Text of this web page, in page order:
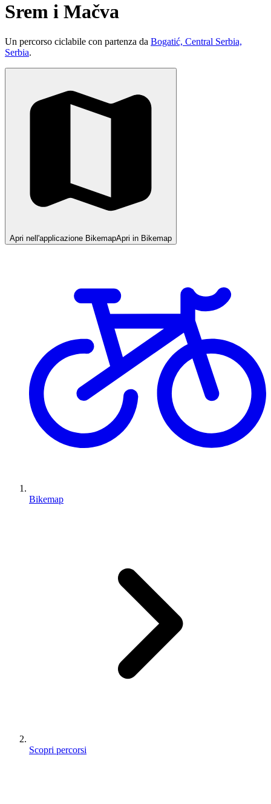
Srem i Mačva
Un percorso ciclabile con partenza da Bogatić, Central Serbia,
Serbia.
Apri nell'applicazione BikemapApri in Bikemap
Bikemap
Scopri percorsi